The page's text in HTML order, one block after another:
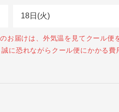
お届けは、外気温を見てクール便
に恐れながらクール便にかかる費